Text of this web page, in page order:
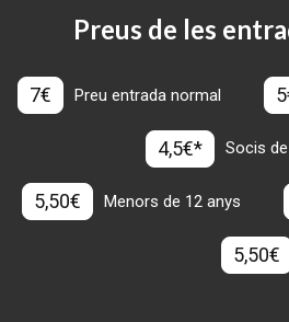
Preus de les
7€ Preu entrada normal
4,5€* Socis
5,50€ Menors de 12 anys
5,50€